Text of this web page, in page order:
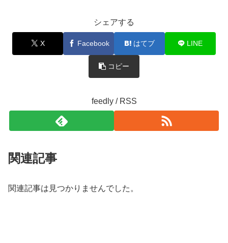
シェアする
X Facebook はてブ LINE
コピー
feedly / RSS
関連記事
関連記事は見つかりませんでした。